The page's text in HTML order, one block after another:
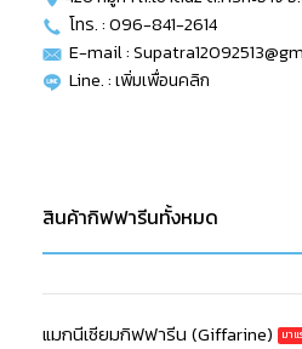
โทร. : 096-841-2614
E-mail :
Line. :เพิ่มเพื่อนคลิก
สินค้ากิฟฟารีนทั้งหมด
แมกนีเซียมกิฟฟารีน (Giffarine)